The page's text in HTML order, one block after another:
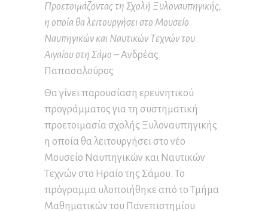
Προετοιμάζοντας τη Σχολή Ξυλοναυπηγικής,
η οποία θα λειτουργήσει στο Μουσείο
Ναυπηγικών και Ναυτικών Τεχνών του
Αιγαίου στη Σάμο –Ανδρέας
Παπασαλούρος
Θα γίνει παρουσίαση ερευνητικού
προγράμματος για τη συστηματική
προετοιμασία σχολής Ξυλοναυπηγικής
η οποία θα λειτουργήσει στο νέο
Μουσείο Ναυπηγικών και Ναυτικών
Τεχνών στο Ηραίο της Σάμου. Το
πρόγραμμα υλοποιήθηκε από το Τμήμα
Μαθηματικών του Πανεπιστημίου